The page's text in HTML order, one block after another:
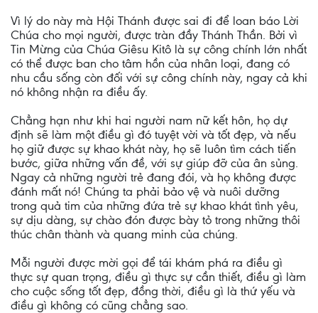
Vì lý do này mà Hội Thánh được sai đi để loan báo Lời
Chúa cho mọi người, được tràn đầy Thánh Thần. Bởi vì
Tin Mừng của Chúa Giêsu Kitô là sự công chính lớn nhất
có thể được ban cho tâm hồn của nhân loại, đang có
nhu cầu sống còn đối với sự công chính này, ngay cả khi
nó không nhận ra điều ấy.
Chẳng hạn như khi hai người nam nữ kết hôn, họ dự
định sẽ làm một điều gì đó tuyệt vời và tốt đẹp, và nếu
họ giữ được sự khao khát này, họ sẽ luôn tìm cách tiến
bước, giữa những vấn đề, với sự giúp đỡ của ân sủng.
Ngay cả những người trẻ đang đói, và họ không được
đánh mất nó! Chúng ta phải bảo vệ và nuôi dưỡng
trong quả tim của những đứa trẻ sự khao khát tình yêu,
sự dịu dàng, sự chào đón được bày tỏ trong những thôi
thúc chân thành và quang minh của chúng.
Mỗi người được mời gọi để tái khám phá ra điều gì
thực sự quan trọng, điều gì thực sự cần thiết, điều gì làm
cho cuộc sống tốt đẹp, đồng thời, điều gì là thứ yếu và
điều gì không có cũng chẳng sao.